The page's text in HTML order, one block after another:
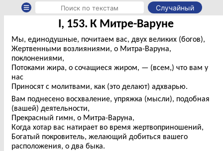
Случайный
I, 153. К Митре-Варуне
Мы, единодушные, почитаем вас, двух великих (богов),
Жертвенными возлияниями, о Митра-Варуна,
поклонениями,
Потоками жира, о сочащиеся жиром, — (всем,) что вам у
нас
Приносят с молитвами, как (это делают) адхварью.
Вам поднесено восхваление, упряжка (мысли), подобная
(вашей) деятельности,
Прекрасный гимн, о Митра-Варуна,
Когда хотар вас натирает во время жертвоприношений,
Богатый покровитель, желающий добиться вашего
расположения, о два быка.